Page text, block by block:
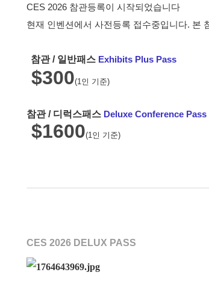
CES 2026 참관등록이 시작되었습니다
현재 인벤션에서 사전등록 접수중입니다. 본
참관 / 일반패스 Exhibits Plus Pass
$300(1인 기준)
참관 / 디럭스패스 Deluxe Conference Pass
$1600(1인 기준)
CES 2026 DELUX PASS